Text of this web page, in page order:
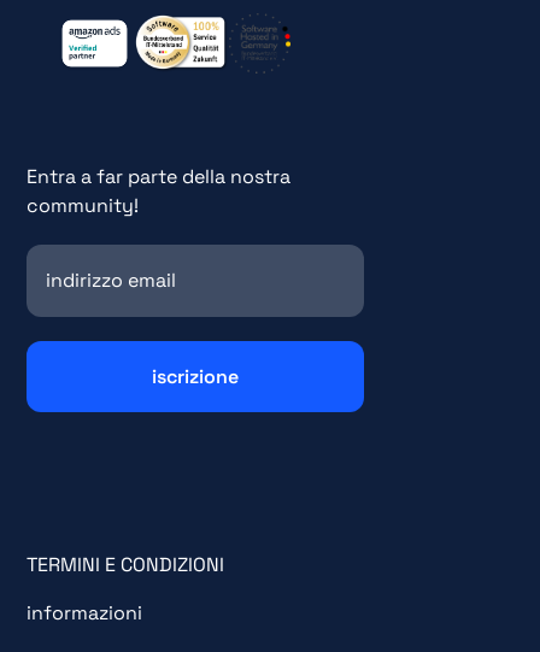
Entra a far parte della nostra
community!
TERMINI E CONDIZIONI
informazioni